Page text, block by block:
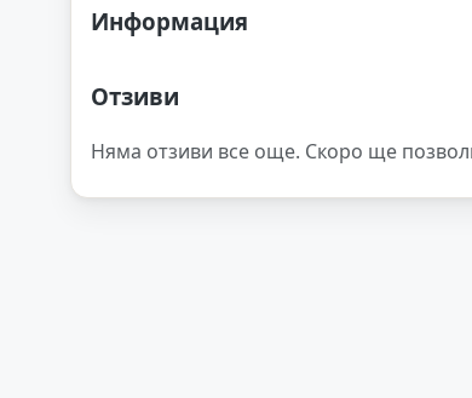
Информация
Отзиви
Няма отзиви все още. Скоро ще